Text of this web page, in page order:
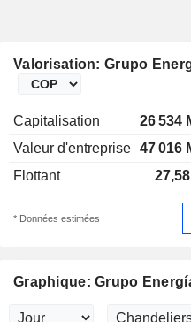
Valorisation: Grupo
Capitalisation 26 534
Valeur d'entreprise 47 016
Flottant
* Données estimées
Graphique: Grupo